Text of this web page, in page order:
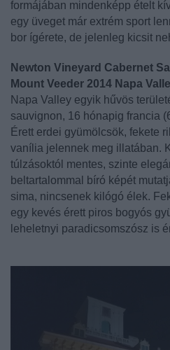
formájában mindenképp ételt
egy üveget már extrém sport
bor ígérete, de jelenleg kicsit
Newton Vineyard Cabernet
Mount Veeder 2014 Napa
Napa Valley egyik hűvös
sauvignon, 16 hónapig francia
Érett erdei gyümölcsök, fekete
vanília jelennek meg illatában.
túlzásoktól mentes, szinte
beltartalommal bíró képét
sima, nincsenek kilógó élek.
egy kevés érett piros bogyós
leheletnyi paradicsomszósz is